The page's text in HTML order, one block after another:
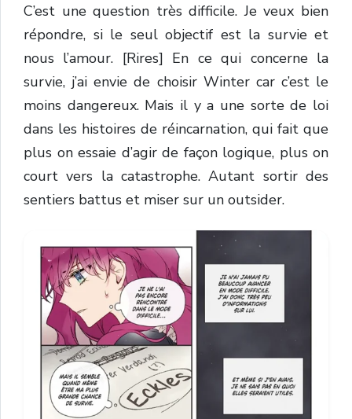
C’est une question très difficile. Je veux bien
répondre, si le seul objectif est la survie et
nous l’amour. [Rires] En ce qui concerne la
survie, j’ai envie de choisir Winter car c’est le
moins dangereux. Mais il y a une sorte de loi
dans les histoires de réincarnation, qui fait que
plus on essaie d’agir de façon logique, plus on
court vers la catastrophe. Autant sortir des
sentiers battus et miser sur un outsider.